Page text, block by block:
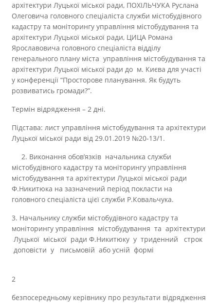
архітектури Луцької міської ради, ПОХІЛЬЧУКА Руслана
Олеговича головного спеціаліста служби містобудівного
кадастру та моніторингу управління містобудування та
архітектури Луцької міської ради, ЦИЦА Романа
Ярославовича головного спеціаліста відділу
генерального плану міста управління містобудування та
архітектури Луцької міської ради до м. Києва для участі
у конференції “Просторове планування. Як будуть
розвиватись громади?”.
Термін відрядження – 2 дні.
Підстава: лист управління містобудування та архітектури
Луцької міської ради від 29.01.2019 №20-13/1.
2. Виконання обов’язків начальника служби
містобудівного кадастру та моніторингу управління
містобудування та архітектури Луцької міської ради
Ф.Никитюка на зазначений період покласти на
головного спеціаліста цієї служби Р.Ковальчука.
3. Начальнику служби містобудівного кадастру та
моніторингу управління містобудування та архітектури
Луцької міської ради Ф.Никитюку у триденний строк
доповісти у письмовій або усній формі
2
безпосередньому керівнику про результати відрядження